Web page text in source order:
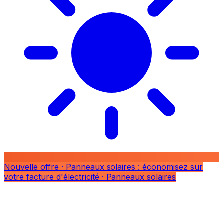
Nouvelle offre · Panneaux solaires : économisez sur
votre facture d'électricité · Panneaux solaires